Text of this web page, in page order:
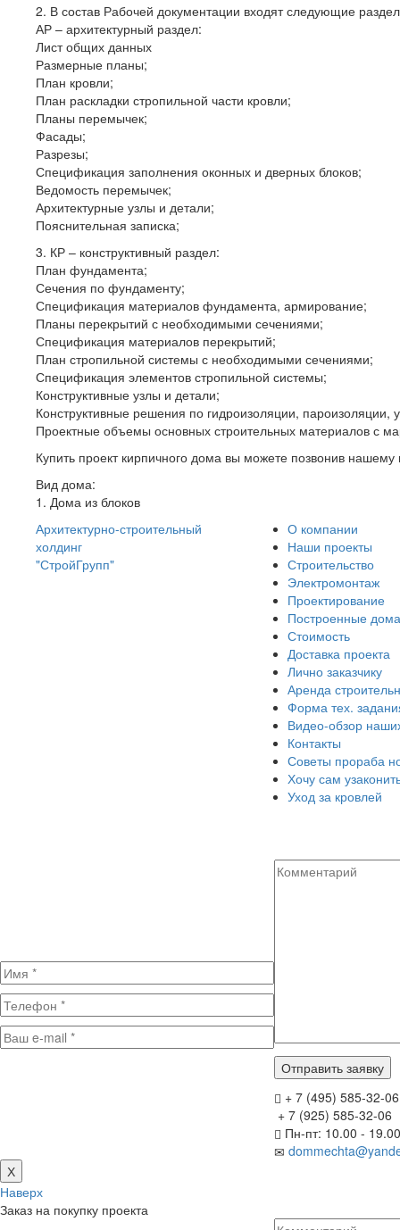
2. В состав Рабочей документации входят следующие
АР – архитектурный раздел:
Лист общих данных
Размерные планы;
План кровли;
План раскладки стропильной части кровли;
Планы перемычек;
Фасады;
Разрезы;
Спецификация заполнения оконных и дверных блоков;
Ведомость перемычек;
Архитектурные узлы и детали;
Пояснительная записка;
3. КР – конструктивный раздел:
План фундамента;
Сечения по фундаменту;
Спецификация материалов фундамента, армирование;
Планы перекрытий с необходимыми сечениями;
Спецификация материалов перекрытий;
План стропильной системы с необходимыми сечениями;
Спецификация элементов стропильной системы;
Конструктивные узлы и детали;
Конструктивные решения по гидроизоляции, пароизоляции,
Проектные объемы основных строительных материалов с
Купить проект кирпичного дома вы можете позвонив
Вид дома:
1. Дома из блоков
Архитектурно-строительный
холдинг
"СтройГрупп"
О компании
Наши проекты
Строительство
Электромонтаж
Проектирование
Построенные
Стоимость
Доставка проекта
Лично заказчику
Аренда
Форма тех.
Видео-обзор
Контакты
Советы прораба
Хочу сам
Уход за кровлей
+ 7 (495) 585-32-06
+ 7 (925) 585-32-06
Пн-пт: 10.00 - 19.00
Х
Наверх
Заказ на покупку проекта